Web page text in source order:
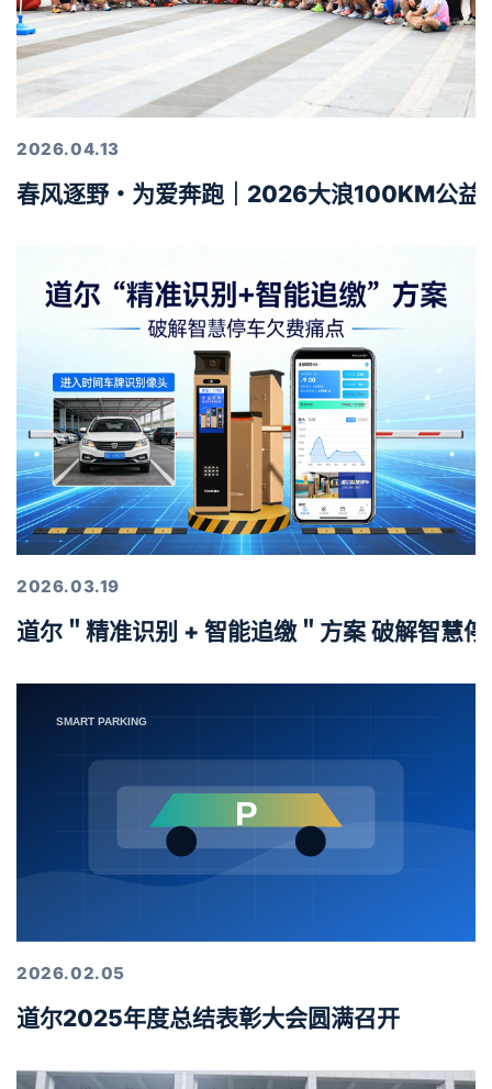
2026.04.13
春风逐野・为爱奔跑｜2026大浪100KM公益
2026.03.19
道尔＂精准识别 + 智能追缴＂方案 破解智慧
2026.02.05
道尔2025年度总结表彰大会圆满召开